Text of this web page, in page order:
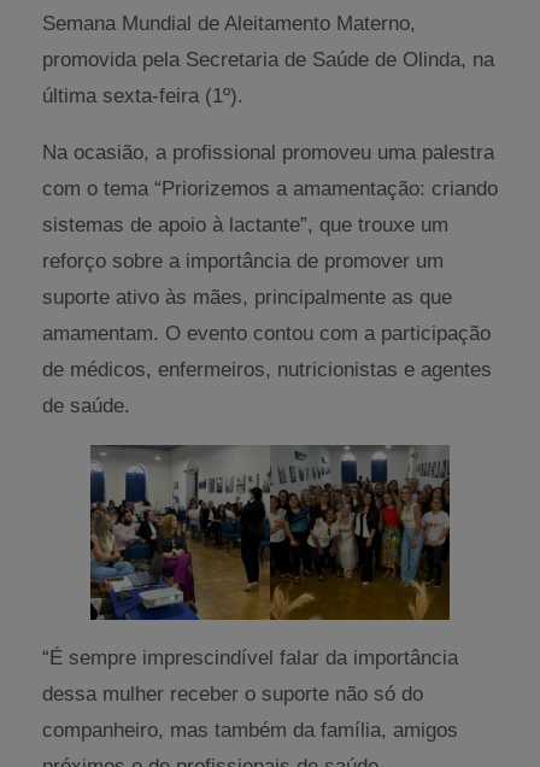
Semana Mundial de Aleitamento Materno,
promovida pela Secretaria de Saúde de Olinda, na
última sexta-feira (1º).
Na ocasião, a profissional promoveu uma palestra
com o tema “Priorizemos a amamentação: criando
sistemas de apoio à lactante”, que trouxe um
reforço sobre a importância de promover um
suporte ativo às mães, principalmente as que
amamentam. O evento contou com a participação
de médicos, enfermeiros, nutricionistas e agentes
de saúde.
“É sempre imprescindível falar da importância
dessa mulher receber o suporte não só do
companheiro, mas também da família, amigos